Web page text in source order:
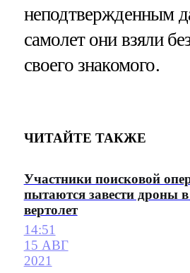
неподтвержденным
самолет они взяли
своего знакомого.
ЧИТАЙТЕ ТАКЖЕ
Участники поисковой
пытаются завести дроны
вертолет
14:51
15 АВГ
2021